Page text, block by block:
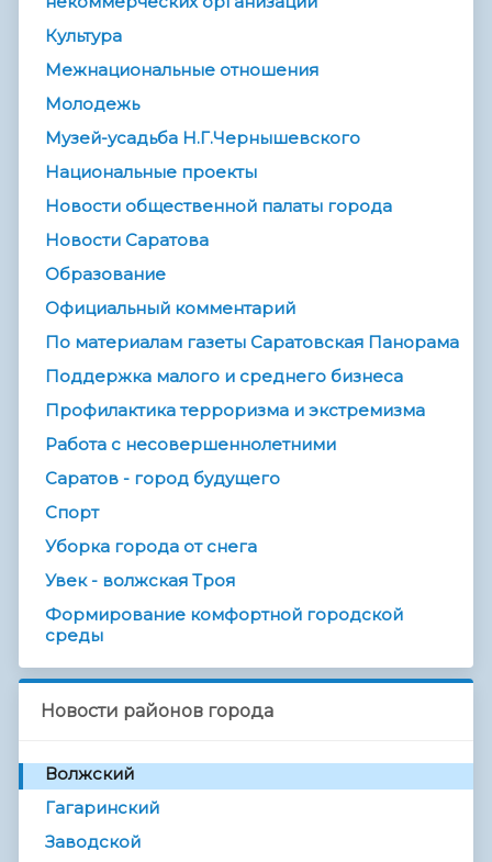
Культура
Межнациональные отношения
Молодежь
Музей-усадьба Н.Г.Чернышевского
Национальные проекты
Новости общественной палаты города
Новости Саратова
Образование
Официальный комментарий
По материалам газеты Саратовская Панорама
Поддержка малого и среднего бизнеса
Профилактика терроризма и экстремизма
Работа с несовершеннолетними
Саратов - город будущего
Спорт
Уборка города от снега
Увек - волжская Троя
Формирование комфортной городской
среды
Новости районов города
Волжский
Гагаринский
Заводской